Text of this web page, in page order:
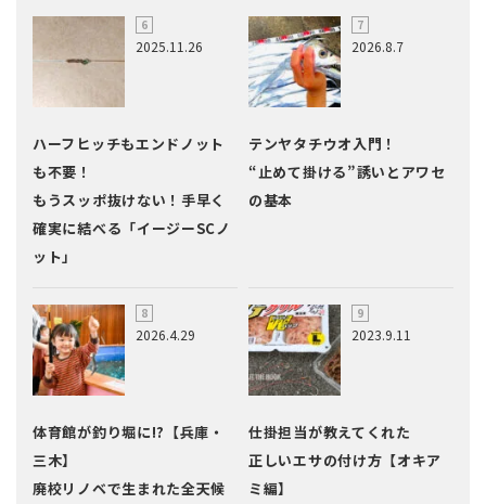
2025.11.26
ハーフヒッチもエンドノット
も不要！
もうスッポ抜けない！手早く
確実に結べる「イージーSCノ
ット」
2026.8.7
テンヤタチウオ入門！
“止めて掛ける”誘いとアワセ
の基本
2026.4.29
体育館が釣り堀に!?【兵庫・
三木】
廃校リノベで生まれた全天候
2023.9.11
仕掛担当が教えてくれた
正しいエサの付け方【オキア
ミ編】